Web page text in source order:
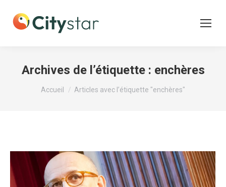
Archives de l’étiquette : enchères
Vous êtes ici :
Accueil Articles avec l’étiquette "enchères"